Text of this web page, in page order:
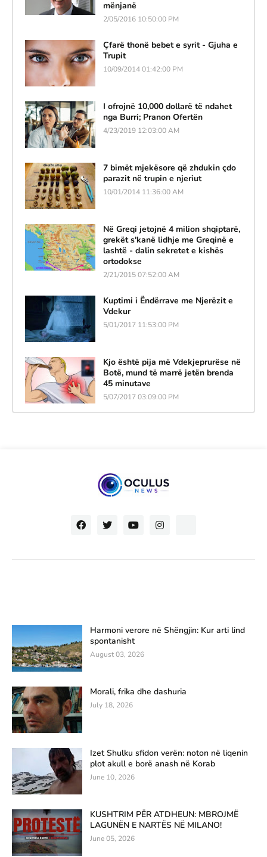
mënjanë
2/05/2016 10:50:00 PM
Çfarë thonë bebet e syrit - Gjuha e
Trupit
10/09/2014 01:42:00 PM
I ofrojnë 10,000 dollarë të ndahet
nga Burri; Pranon Ofertën
4/23/2019 12:03:00 AM
7 bimët mjekësore që zhdukin çdo
parazit në trupin e njeriut
10/01/2014 11:36:00 AM
Në Greqi jetojnë 4 milion shqiptarë,
grekët s'kanë lidhje me Greqinë e
lashtë - dalin sekretet e kishës
ortodokse
2/21/2015 07:52:00 AM
Kuptimi i Ëndërrave me Njerëzit e
Vdekur
5/01/2017 11:53:00 PM
Kjo është pija më Vdekjeprurëse në
Botë, mund të marrë jetën brenda
45 minutave
5/07/2017 03:09:00 PM
Harmoni verore në Shëngjin: Kur arti lind
spontanisht
August 03, 2026
Morali, frika dhe dashuria
July 18, 2026
Izet Shulku sfidon verën: noton në liqenin
plot akull e borë anash në Korab
June 10, 2026
KUSHTRIM PËR ATDHEUN: MBROJMË
LAGUNËN E NARTËS NË MILANO!
June 05, 2026